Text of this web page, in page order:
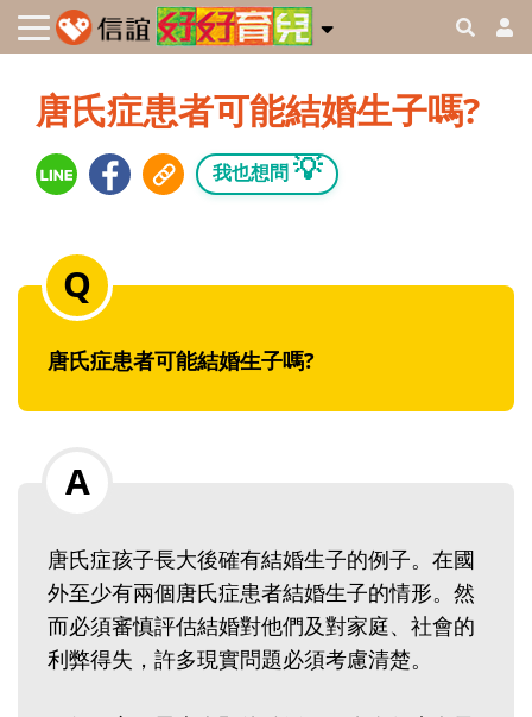
唐氏症患者可能結婚生子嗎?
我也想問 💡
唐氏症患者可能結婚生子嗎?
唐氏症孩子長大後確有結婚生子的例子。在國
外至少有兩個唐氏症患者結婚生子的情形。然
而必須審慎評估結婚對他們及對家庭、社會的
利弊得失，許多現實問題必須考慮清楚。